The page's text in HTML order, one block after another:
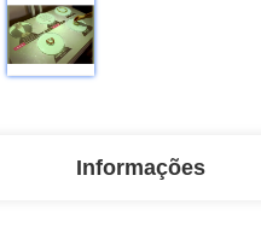
Informações